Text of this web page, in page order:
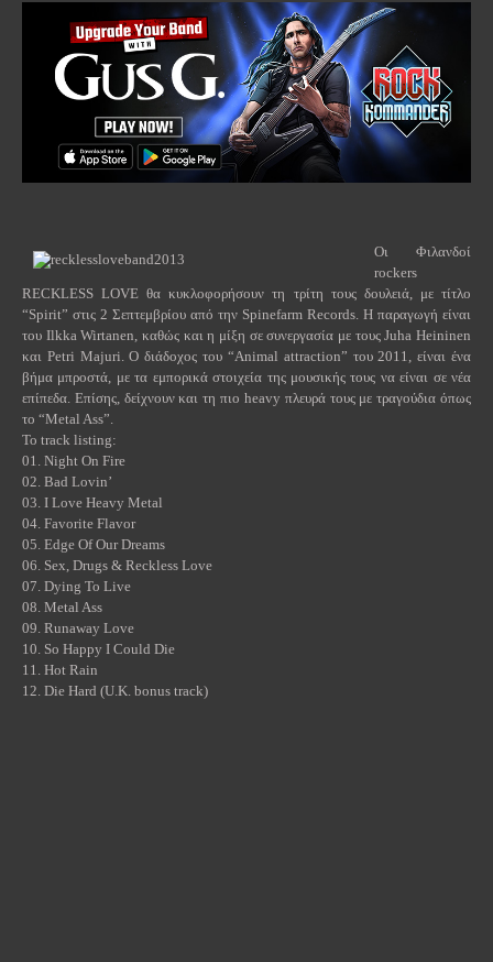
Οι Φιλανδοί
rockers
RECKLESS LOVE θα κυκλοφορήσουν τη τρίτη τους δουλειά, με τίτλο
“Spirit” στις 2 Σεπτεμβρίου από την Spinefarm Records. Η παραγωγή είναι
του Ilkka Wirtanen, καθώς και η μίξη σε συνεργασία με τους Juha Heininen
και Petri Majuri. Ο διάδοχος του “Animal attraction” του 2011, είναι ένα
βήμα μπροστά, με τα εμπορικά στοιχεία της μουσικής τους να είναι σε νέα
επίπεδα. Επίσης, δείχνουν και τη πιο heavy πλευρά τους με τραγούδια όπως
το “Metal Ass”.
Το track listing:
01. Night On Fire
02. Bad Lovin’
03. I Love Heavy Metal
04. Favorite Flavor
05. Edge Of Our Dreams
06. Sex, Drugs & Reckless Love
07. Dying To Live
08. Metal Ass
09. Runaway Love
10. So Happy I Could Die
11. Hot Rain
12. Die Hard (U.K. bonus track)